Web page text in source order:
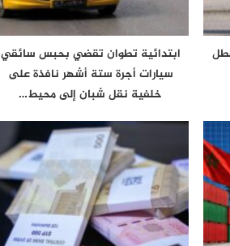
ابتدائية تطوان تقضي بحبس سائقي
سيارات أجرة ستة أشهر نافذة على
خلفية نقل شبان إلى محيط…